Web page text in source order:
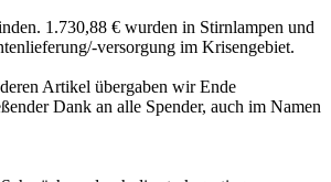
1.730,88 € wurden in Stirnlampen und
versorgung im Krisengebiet.
Artikel übergaben wir Ende
Dank an alle Spender, auch im Namen